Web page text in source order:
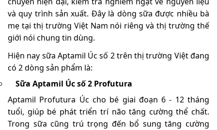
và quy trình sản xuất. Đây là dòng sữa được nhiều bà
mẹ tại thị trường Việt Nam nói riêng và thị trường thế
giới nói chung tin dùng.
Hiện nay sữa Aptamil Úc số 2 trên thị trường Việt đang
có 2 dòng sản phẩm là:
Sữa Aptamil Úc số 2 Profutura
Aptamil Profutura Úc cho bé giai đoạn 6 - 12 tháng
tuổi, giúp bé phát triển trí não tăng cường thể chất.
Trong sữa cũng trú trọng đến bổ sung tăng cường